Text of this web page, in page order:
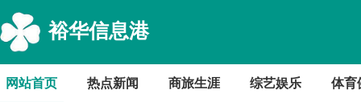
裕华信息港
网站首页 热点新闻 商旅生涯 综艺娱乐 体育